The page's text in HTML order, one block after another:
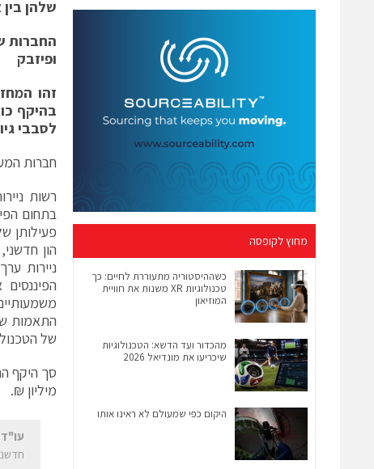
שלהן
החברות
ופיזבק
לסבבי
חברות
רשות
פעילותן
הון
ניירות
של
מיליון ₪.
מחוץ לקופסה
כשההיסטוריה מתעוררת לחיים: כך
טכנולוגיות XR משנות את חוויית
המוזיאון
מהכדור ועד הדשא: הטכנולוגיות
שיכריעו את מונדיאל 2026
היקום כפי שמעולם לא ראינו אותו